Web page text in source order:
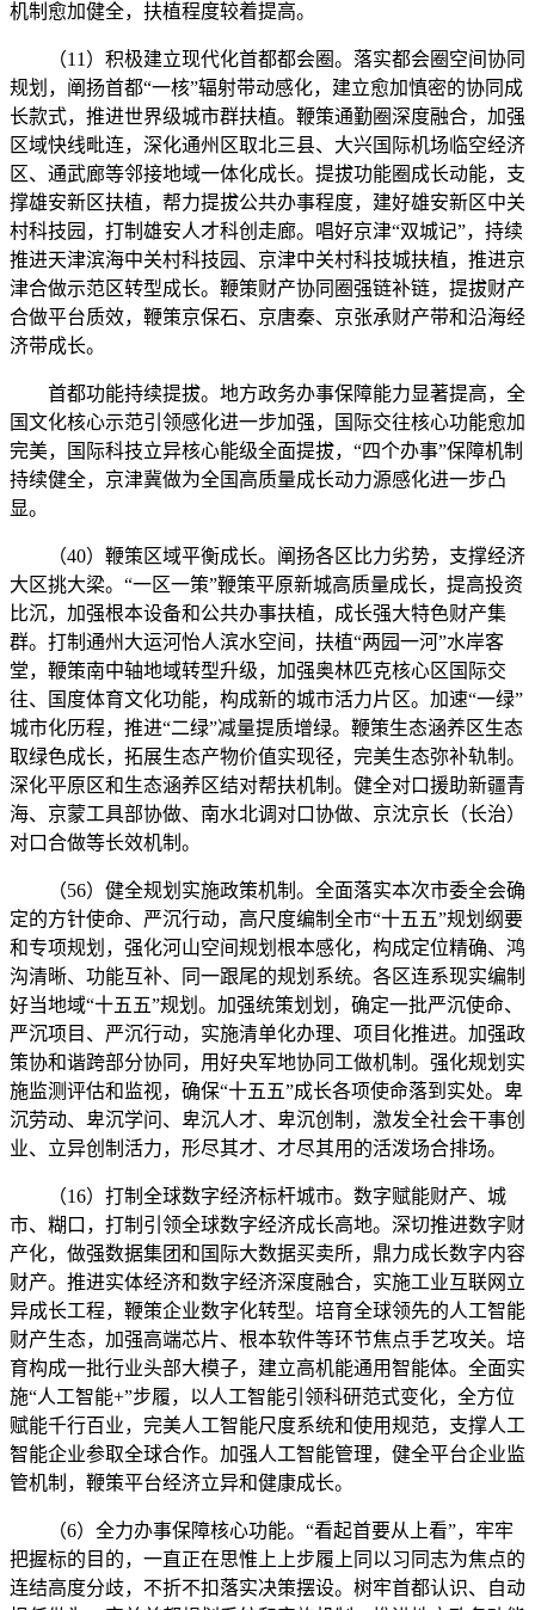
机制愈加健全，扶植程度较着提高。
（11）积极建立现代化首都都会圈。落实都会圈空间协同
规划，阐扬首都“一核”辐射带动感化，建立愈加慎密的协同成
长款式，推进世界级城市群扶植。鞭策通勤圈深度融合，加强
区域快线毗连，深化通州区取北三县、大兴国际机场临空经济
区、通武廊等邻接地域一体化成长。提拔功能圈成长动能，支
撑雄安新区扶植，帮力提拔公共办事程度，建好雄安新区中关
村科技园，打制雄安人才科创走廊。唱好京津“双城记”，持续
推进天津滨海中关村科技园、京津中关村科技城扶植，推进京
津合做示范区转型成长。鞭策财产协同圈强链补链，提拔财产
合做平台质效，鞭策京保石、京唐秦、京张承财产带和沿海经
济带成长。
首都功能持续提拔。地方政务办事保障能力显著提高，全
国文化核心示范引领感化进一步加强，国际交往核心功能愈加
完美，国际科技立异核心能级全面提拔，“四个办事”保障机制
持续健全，京津冀做为全国高质量成长动力源感化进一步凸
显。
（40）鞭策区域平衡成长。阐扬各区比力劣势，支撑经济
大区挑大梁。“一区一策”鞭策平原新城高质量成长，提高投资
比沉，加强根本设备和公共办事扶植，成长强大特色财产集
群。打制通州大运河怡人滨水空间，扶植“两园一河”水岸客
堂，鞭策南中轴地域转型升级，加强奥林匹克核心区国际交
往、国度体育文化功能，构成新的城市活力片区。加速“一绿”
城市化历程，推进“二绿”减量提质增绿。鞭策生态涵养区生态
取绿色成长，拓展生态产物价值实现径，完美生态弥补轨制。
深化平原区和生态涵养区结对帮扶机制。健全对口援助新疆青
海、京蒙工具部协做、南水北调对口协做、京沈京长（长治）
对口合做等长效机制。
（56）健全规划实施政策机制。全面落实本次市委全会确
定的方针使命、严沉行动，高尺度编制全市“十五五”规划纲要
和专项规划，强化河山空间规划根本感化，构成定位精确、鸿
沟清晰、功能互补、同一跟尾的规划系统。各区连系现实编制
好当地域“十五五”规划。加强统策划划，确定一批严沉使命、
严沉项目、严沉行动，实施清单化办理、项目化推进。加强政
策协和谐跨部分协同，用好央军地协同工做机制。强化规划实
施监测评估和监视，确保“十五五”成长各项使命落到实处。卑
沉劳动、卑沉学问、卑沉人才、卑沉创制，激发全社会干事创
业、立异创制活力，形尽其才、才尽其用的活泼场合排场。
（16）打制全球数字经济标杆城市。数字赋能财产、城
市、糊口，打制引领全球数字经济成长高地。深切推进数字财
产化，做强数据集团和国际大数据买卖所，鼎力成长数字内容
财产。推进实体经济和数字经济深度融合，实施工业互联网立
异成长工程，鞭策企业数字化转型。培育全球领先的人工智能
财产生态，加强高端芯片、根本软件等环节焦点手艺攻关。培
育构成一批行业头部大模子，建立高机能通用智能体。全面实
施“人工智能+”步履，以人工智能引领科研范式变化，全方位
赋能千行百业，完美人工智能尺度系统和使用规范，支撑人工
智能企业参取全球合作。加强人工智能管理，健全平台企业监
管机制，鞭策平台经济立异和健康成长。
（6）全力办事保障核心功能。“看起首要从上看”，牢牢
把握标的目的，一直正在思惟上上步履上同以习同志为焦点的
连结高度分歧，不折不扣落实决策摆设。树牢首都认识、自动